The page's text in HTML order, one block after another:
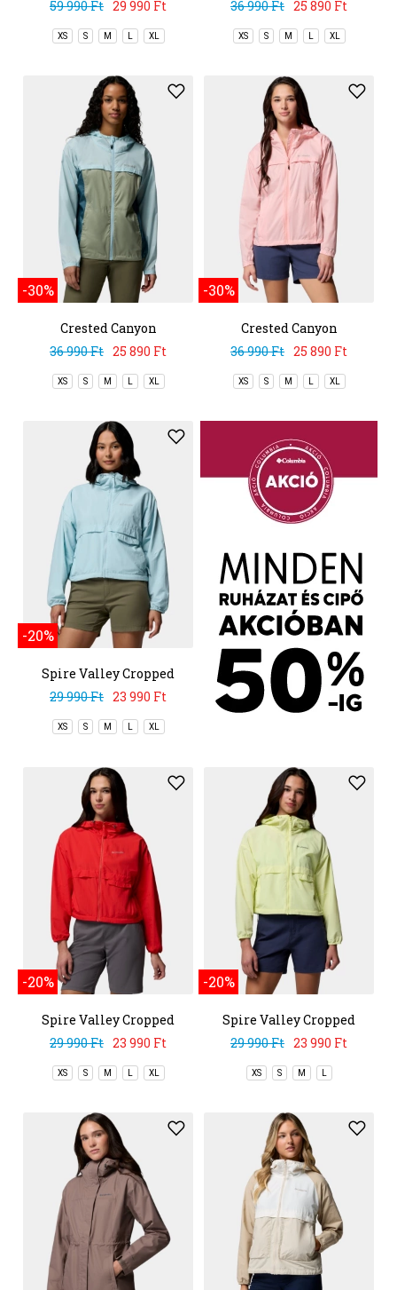
59 990 Ft 29 990 Ft
XS S M L XL
36 990 Ft 25 890 Ft
XS S M L XL
-30%
Crested Canyon
Windbreaker
36 990 Ft 25 890 Ft
XS S M L XL
-30%
Crested Canyon
Windbreaker
36 990 Ft 25 890 Ft
XS S M L XL
-20%
Spire Valley Cropped
Windbreaker
29 990 Ft 23 990 Ft
XS S M L XL
-20%
Spire Valley Cropped
Windbreaker
29 990 Ft 23 990 Ft
XS S M L XL
-20%
Spire Valley Cropped
Windbreaker
29 990 Ft 23 990 Ft
XS S M L